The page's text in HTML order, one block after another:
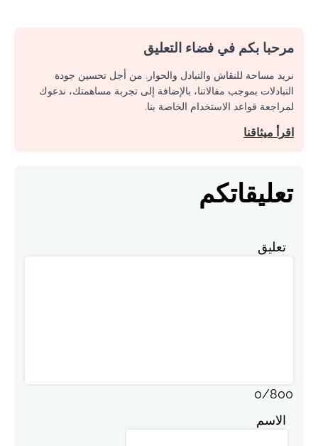
مرحبا بكم في فضاء التعليق
نريد مساحة للنقاش والتبادل والحوار. من أجل تحسين جودة
التبادلات بموجب مقالاتنا، بالإضافة إلى تجربة مساهمتك، ندعوك
لمراجعة قواعد الاستخدام الخاصة بنا.
اقرأ ميثاقنا
تعليقاتكم
تعليق
0/800
الاسم